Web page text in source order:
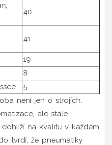
40
41
19
8
5
není jen o strojích.
ale stále
na kvalitu v každém
tvrdí, že pneumatiky